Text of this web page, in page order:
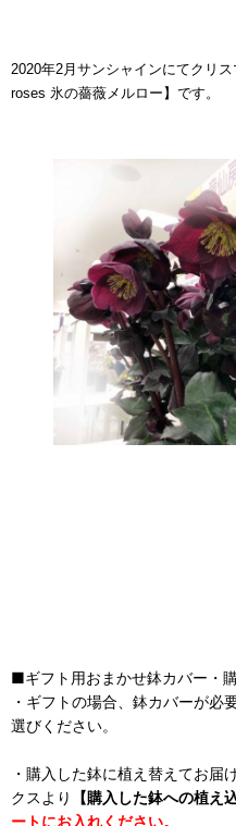
2020年2月サンシャインにてクリ
roses 氷の薔薇メルロー】です。
■ギフト用おまかせ鉢カバー・
・ギフトの場合、鉢カバーが必
選びください。
・購入した鉢に植え替えてお届
クスより
【購入した鉢への植え
ートにお入れください。